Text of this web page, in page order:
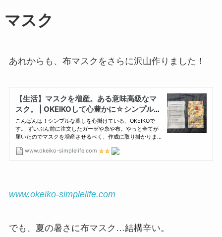
マスク
あれからも、布マスクをさらに沢山作りました！
www.okeiko-simplelife.com
でも、夏の暑さに布マスク…結構辛い。